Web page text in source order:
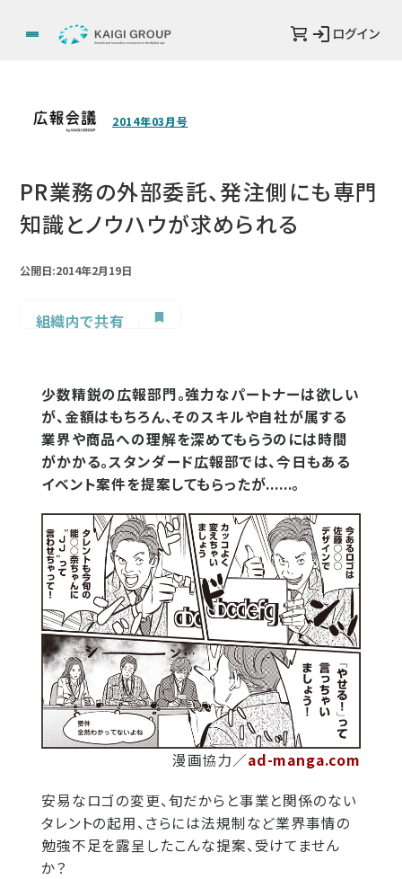
ログイン
2014年03月号
PR業務の外部委託、発注側にも専門
知識とノウハウが求められる
公開日:2014年2月19日
組織内で共有
少数精鋭の広報部門。強力なパートナーは欲しい
が、金額はもちろん、そのスキルや自社が属する
業界や商品への理解を深めてもらうのには時間
がかかる。スタンダード広報部では、今日もある
イベント案件を提案してもらったが......。
漫画協力／ad-manga.com
安易なロゴの変更、旬だからと事業と関係のない
タレントの起用、さらには法規制など業界事情の
勉強不足を露呈したこんな提案、受けてません
か？